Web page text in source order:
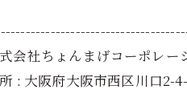
会社ちょんまげコーポレー
: 大阪府大阪市西区川口2-